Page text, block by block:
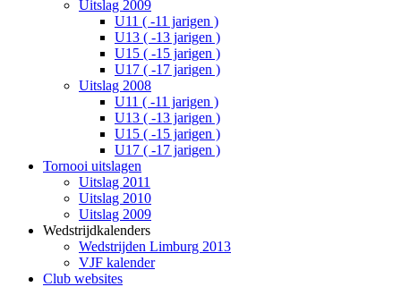
Uitslag 2009
U11 ( -11 jarigen )
U13 ( -13 jarigen )
U15 ( -15 jarigen )
U17 ( -17 jarigen )
Uitslag 2008
U11 ( -11 jarigen )
U13 ( -13 jarigen )
U15 ( -15 jarigen )
U17 ( -17 jarigen )
Tornooi uitslagen
Uitslag 2011
Uitslag 2010
Uitslag 2009
Wedstrijdkalenders
Wedstrijden Limburg 2013
VJF kalender
Club websites